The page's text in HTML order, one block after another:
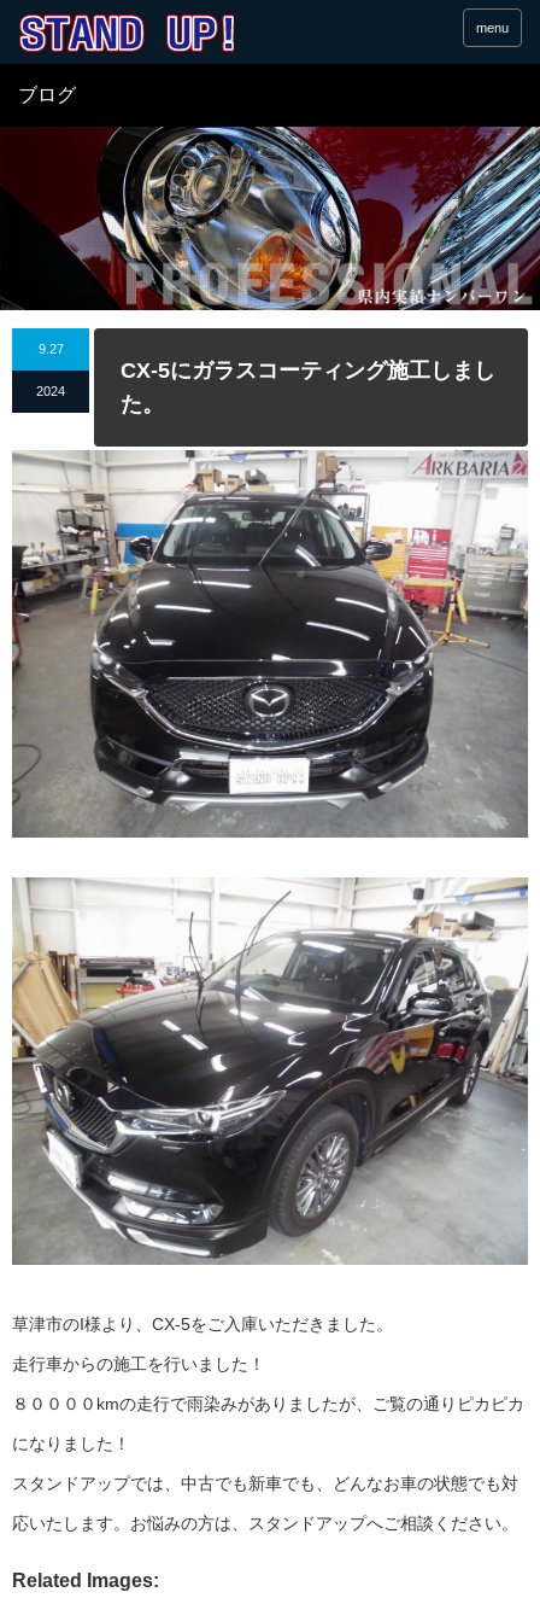
menu
ブログ
9.27
2024
CX-5にガラスコーティング施工しまし
た。
草津市のI様より、CX-5をご入庫いただきました。
走行車からの施工を行いました！
８００００kmの走行で雨染みがありましたが、ご覧の通りピカピカ
になりました！
スタンドアップでは、中古でも新車でも、どんなお車の状態でも対
応いたします。お悩みの方は、スタンドアップへご相談ください。
Related Images: